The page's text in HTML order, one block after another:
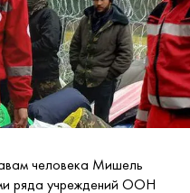
человека Мишель
ряда учреждений ООН